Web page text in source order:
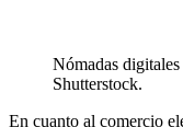
Nómadas
Shutterstock.
En cuanto al comercio